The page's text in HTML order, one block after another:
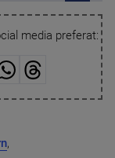
media preferat:
,